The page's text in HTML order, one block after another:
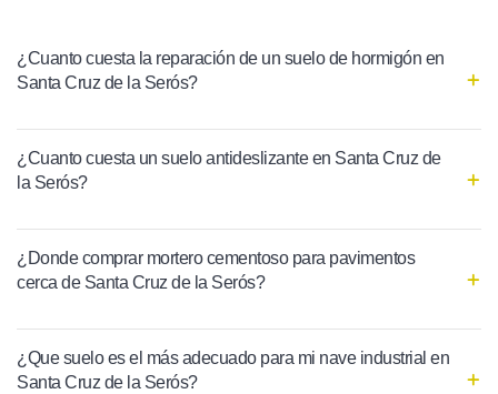
¿Cuanto cuesta la reparación de un suelo de hormigón en
Santa Cruz de la Serós?
¿Cuanto cuesta un suelo antideslizante en Santa Cruz de
la Serós?
¿Donde comprar mortero cementoso para pavimentos
cerca de Santa Cruz de la Serós?
¿Que suelo es el más adecuado para mi nave industrial en
Santa Cruz de la Serós?